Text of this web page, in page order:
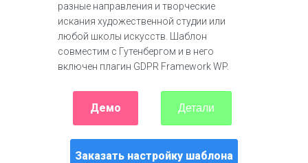
разные направления и творческие
искания художественной студии или
любой школы искусств. Шаблон
совместим с Гутенбергом и в него
включен плагин GDPR Framework WP.
Демо Детали
Заказать настройку шаблона